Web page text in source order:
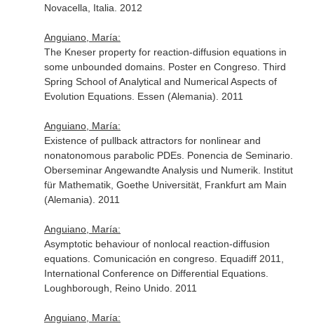
Novacella, Italia. 2012
Anguiano, María:
The Kneser property for reaction-diffusion equations in
some unbounded domains. Poster en Congreso. Third
Spring School of Analytical and Numerical Aspects of
Evolution Equations. Essen (Alemania). 2011
Anguiano, María:
Existence of pullback attractors for nonlinear and
nonatonomous parabolic PDEs. Ponencia de Seminario.
Oberseminar Angewandte Analysis und Numerik. Institut
für Mathematik, Goethe Universität, Frankfurt am Main
(Alemania). 2011
Anguiano, María:
Asymptotic behaviour of nonlocal reaction-diffusion
equations. Comunicación en congreso. Equadiff 2011,
International Conference on Differential Equations.
Loughborough, Reino Unido. 2011
Anguiano, María: